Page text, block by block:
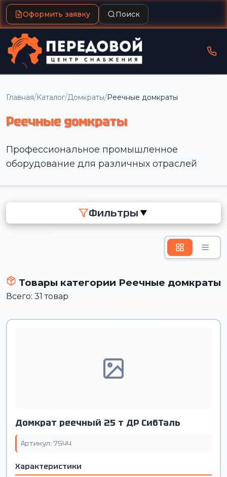
Оформить заявку Поиск
Главная/Каталог/Домкраты/Реечные домкраты
Реечные домкраты
Профессиональное промышленное
оборудование для различных отраслей
Фильтры ▼
Товары категории Реечные домкраты
Всего: 31 товар
Домкрат реечный 25 т ДР СибТаль
Артикул: 7544
Характеристики